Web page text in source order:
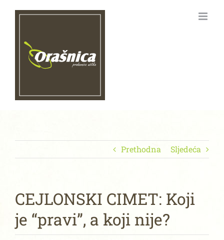
Prethodna Sljedeća
CEJLONSKI CIMET: Koji
je “pravi”, a koji nije?